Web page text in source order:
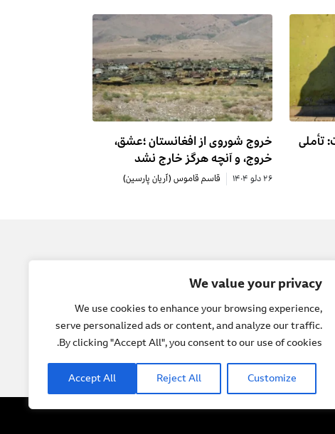
We value your privacy
We use cookies to enhance your browsing experience,
serve personalized ads or content, and analyze our traffic.
By clicking "Accept All", you consent to our use of cookies.
Customize
Reject All
Accept All
تأملی
خروج شوروی از افغانستان ؛عشق،
خروج، و آنچه هرگز خارج نشد
۲۶ دلو ۱۴۰۴ قاسم قاموس (آریان پارسین)
سخن ما
تحلیل ها
جامعه
صلح
حقوق بشر